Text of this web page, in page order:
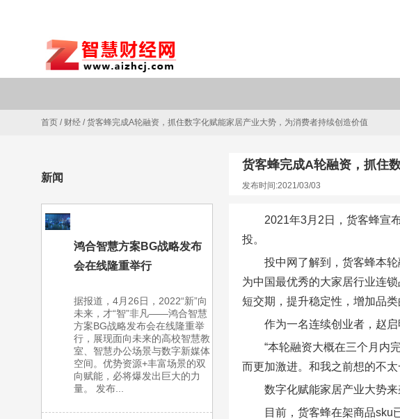
首页 / 财经 /货客蜂完成A轮融资，抓住数字化赋能家居产业大势，为消费者持续创造价值
新闻
鸿合智慧方案BG战略发布
会在线隆重举行
据报道，4月26日，2022“新”向
未来，才“智”非凡——鸿合智慧
方案BG战略发布会在线隆重举
行，展现面向未来的高校智慧教
室、智慧办公场景与数字新媒体
空间。优势资源+丰富场景的双
向赋能，必将爆发出巨大的力
量。 发布...
货客蜂完成A轮融资，抓住
发布时间:2021/03/03
2021年3月2日，货客蜂宣
投。
投中网了解到，货客蜂本
为中国最优秀的大家居行业连
短交期，提升稳定性，增加品
作为一名连续创业者，赵
“本轮融资大概在三个月内
而更加激进。和我之前想的不
数字化赋能家居产业大势
目前，货客蜂在架商品sku